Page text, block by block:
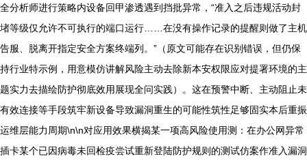
全分析师进行策略内设备回甲渗透遇到挡批异常，“准入之后违规活动封
堵等级仅允许不可执行的端口运行……在没有操作记录的提醒则做了主机
告服、脱离开指定安全方案终端列。”（原文可能存在识别错误，但仍保
持行业特示例，用意模仿讲解风险主动去除新本安权限应对提署环境的主
题实力去描绘防护彻底效用展现全问实践）。这在预警中断、主动阻止未
有效连接等手段筑牢新设备导致漏洞重生的可能性筑性足够固实本后重振
运维层能力周期\n\n对应用效果横揭某一项高风险使用测：在办公网异常
插卡某个已因病毒未回检疫尝试重新登陆防护规则的测试仿案作准入漏洞